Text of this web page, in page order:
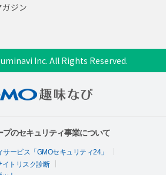
ジン
Inc. All Rights Reserved.